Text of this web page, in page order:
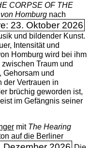
CORPSE OF THE
Homburgnach
23. Oktober 2026
und bildender Kunst.
Intensität und
Homburg wird bei ihm
Traum und
Gehorsam und
der Vertrauen in
brüchig geworden ist,
im Gefängnis seiner
mit The ­Hearing
auf die Berliner